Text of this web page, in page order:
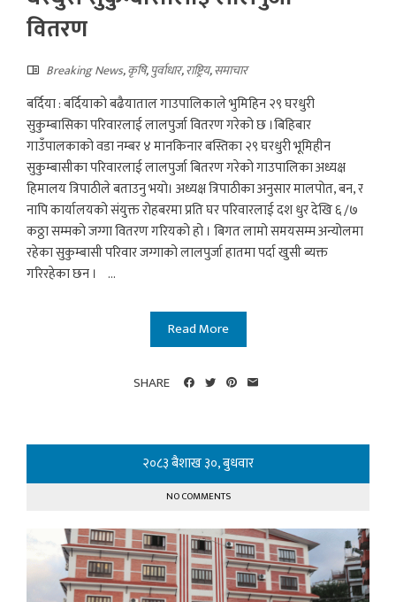
वितरण
Breaking News,कृषि,पुर्वाधार,राष्ट्रिय,समाचार
बर्दिया : बर्दियाको बढैयाताल गाउपालिकाले भुमिहिन २९ घरधुरी
सुकुम्बासिका परिवारलाई लालपुर्जा वितरण गरेको छ ।बिहिबार
गाउँपालकाको वडा नम्बर ४ मानकिनार बस्तिका २९ घरधुरी भूमिहीन
सुकुम्बासीका परिवारलाई लालपुर्जा बितरण गरेको गाउपालिका अध्यक्ष
हिमालय त्रिपाठीले बताउनु भयो। अध्यक्ष त्रिपाठीका अनुसार मालपोत, बन, र
नापि कार्यालयको संयुक्त रोहबरमा प्रति घर परिवारलाई दश धुर देखि ६ /७
कठ्ठा सम्मको जग्गा वितरण गरियको हो । बिगत लामो समयसम्म अन्योलमा
रहेका सुकुम्बासी परिवार जग्गाको लालपुर्जा हातमा पर्दा खुसी ब्यक्त
गरिरहेका छन । ...
Read More
SHARE
२०८३ बैशाख ३०, बुधवार
NO COMMENTS